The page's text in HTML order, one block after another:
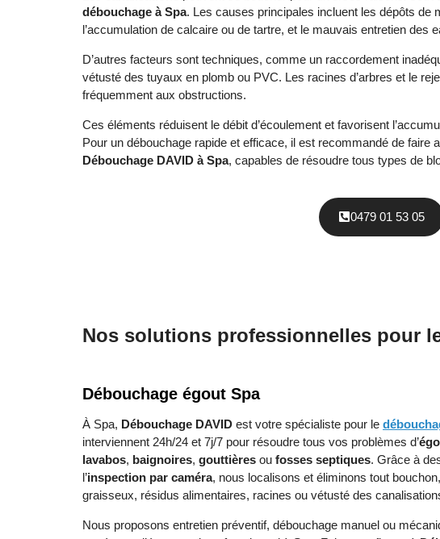
débouchage à Spa. Les causes principales incluent les dépôts de
l’accumulation de calcaire ou de tartre, et le mauvais entretien des
D’autres facteurs sont techniques, comme un raccordement
vétusté des tuyaux en plomb ou PVC. Les racines d’arbres et le
fréquemment aux obstructions.
Ces éléments réduisent le débit d’écoulement et favorisent
Pour un débouchage rapide et efficace, il est recommandé de faire
Débouchage DAVID à Spa, capables de résoudre tous types de
0479 01 53 05
Nos solutions professionnelles pour
Débouchage égout Spa
À Spa, Débouchage DAVID est votre spécialiste pour le
interviennent 24h/24 et 7j/7 pour résoudre tous vos problèmes d’
lavabos, baignoires, gouttières ou fosses septiques. Grâce à
l’inspection par caméra, nous localisons et éliminons tout
graisseux, résidus alimentaires, racines ou vétusté des
Nous proposons entretien préventif, débouchage manuel ou